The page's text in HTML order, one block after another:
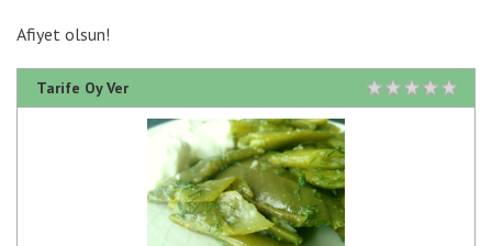
Afiyet olsun!
Tarife Oy Ver Rating